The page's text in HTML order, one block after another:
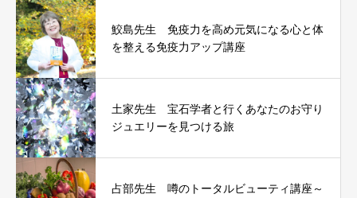
鮫島先生 免疫力を高め元気になる心と体
を整える免疫力アップ講座
土家先生 宝石学者と行くあなたのお守り
ジュエリーを見つける旅
占部先生 噂のトータルビューティ講座～